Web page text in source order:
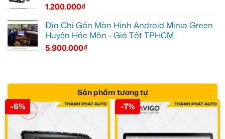
1.200.000₫
Địa Chỉ Gắn Màn Hình Android Minio Green
Huyện Hóc Môn - Giá Tốt TPHCM
5.900.000₫
Sản phẩm tương tự
-6% -7%